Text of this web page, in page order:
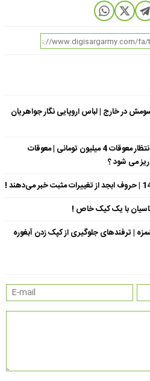
در خارج | لباس اروپایی نگار جواهریان
بازنشستگان تامین اجتماعی چشم انتظار معوقات 4 میلیون تومانی | معوقات
می شود ؟
با یک کیک خاص !
| ترفندهای جلوگیری از کپک زدن آبغوره